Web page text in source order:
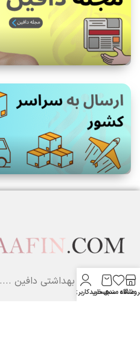
لوازم آرایشی بهداشتی دافین ....
علاقه مندیسبد خرید
حساب کاربری من